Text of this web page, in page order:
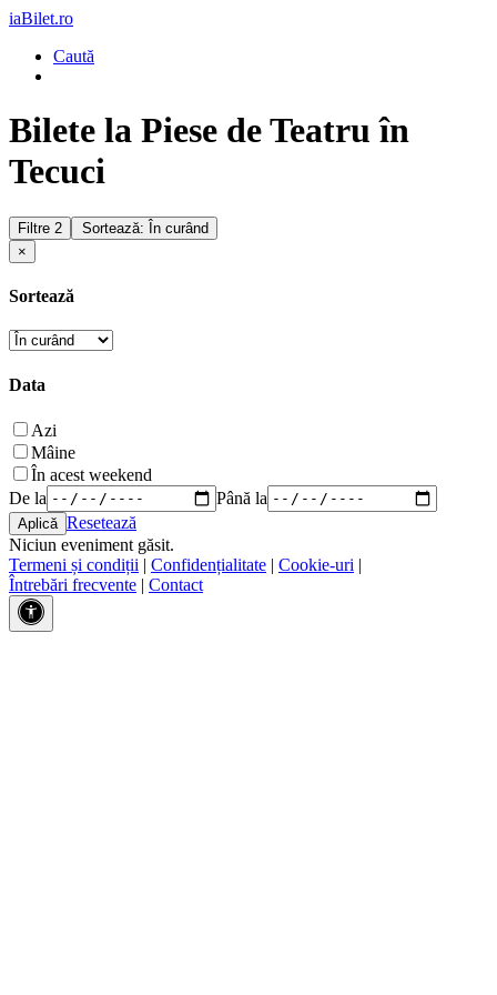
iaBilet.ro
Caută
Bilete la Piese de Teatru în
Tecuci
Filtre 2
Sortează: În curând
×
Sortează
Data
Azi
Mâine
În acest weekend
De la
Până la
Resetează
Niciun eveniment găsit.
Termeni și condiții | Confidențialitate | Cookie-uri |
Întrebări frecvente | Contact